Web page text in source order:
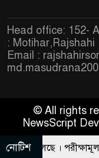
Head office: 152-
: Motihar,Rajshahi
Email :
© All rights
NewsScript
নোটিশচলছে । পরীক্ষামূলক